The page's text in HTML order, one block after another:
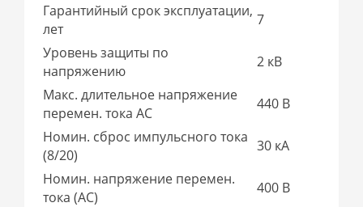
Гарантийный срок эксплуатации,
лет
7
Уровень защиты по
напряжению
2 кВ
Макс. длительное напряжение
перемен. тока АС
440 В
Номин. сброс импульсного тока
(8/20)
30 кА
Номин. напряжение перемен.
тока (AC)
400 В